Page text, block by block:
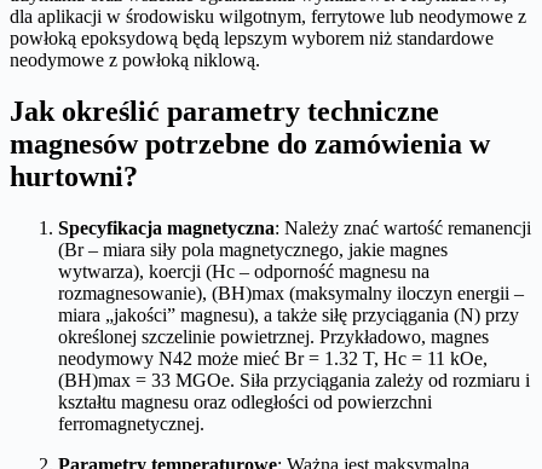
dla aplikacji w środowisku wilgotnym, ferrytowe lub neodymowe z
powłoką epoksydową będą lepszym wyborem niż standardowe
neodymowe z powłoką niklową.
Jak określić parametry techniczne
magnesów potrzebne do zamówienia w
hurtowni?
Specyfikacja magnetyczna: Należy znać wartość remanencji
(Br – miara siły pola magnetycznego, jakie magnes
wytwarza), koercji (Hc – odporność magnesu na
rozmagnesowanie), (BH)max (maksymalny iloczyn energii –
miara „jakości” magnesu), a także siłę przyciągania (N) przy
określonej szczelinie powietrznej. Przykładowo, magnes
neodymowy N42 może mieć Br = 1.32 T, Hc = 11 kOe,
(BH)max = 33 MGOe. Siła przyciągania zależy od rozmiaru i
kształtu magnesu oraz odległości od powierzchni
ferromagnetycznej.